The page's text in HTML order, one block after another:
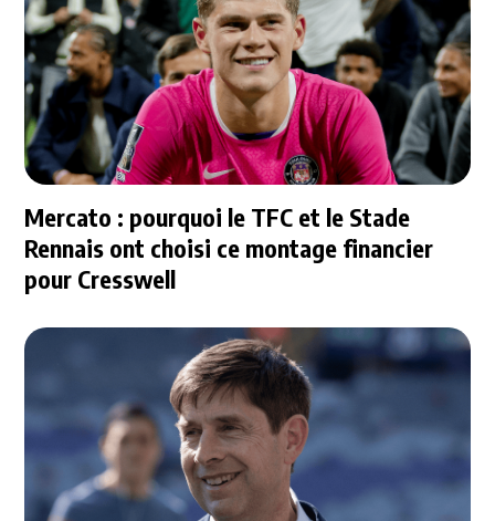
Mercato : pourquoi le TFC et le Stade
Rennais ont choisi ce montage financier
pour Cresswell